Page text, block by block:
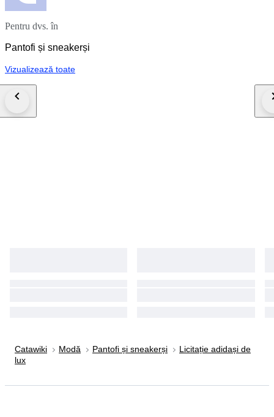
Pentru dvs. în
Pantofi și sneakerși
Vizualizează toate
Catawiki Modă Pantofi și sneakerși
Licitație adidași de
lux